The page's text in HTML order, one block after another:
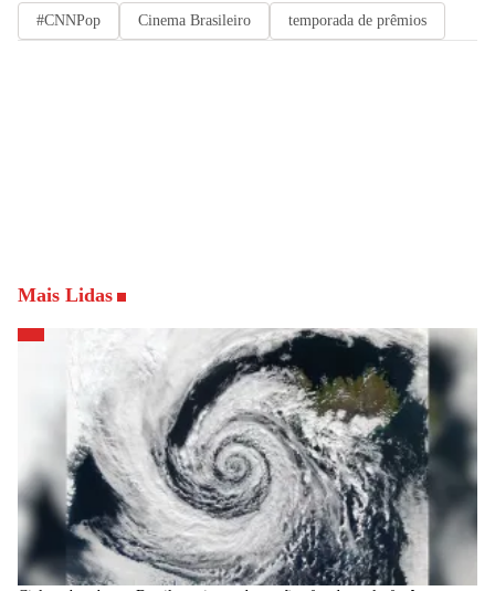
#CNNPop Cinema Brasileiro temporada de prêmios
Mais Lidas